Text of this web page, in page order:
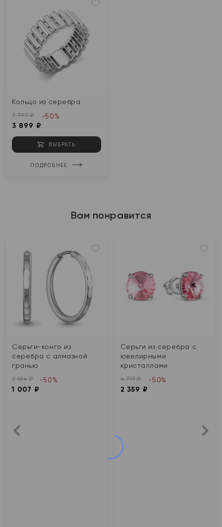
Кольцо из серебра
7 797 ₽
3 899 ₽
-50%
ВЫБРАТЬ
ПОДРОБНЕЕ
Вам понравится
Серьги-конго из
серебра с алмазной
гранью
2 014 ₽
1 007 ₽
-50%
Серьги из серебра с
ювелирными
кристаллами
4 717 ₽
2 359 ₽
-50%